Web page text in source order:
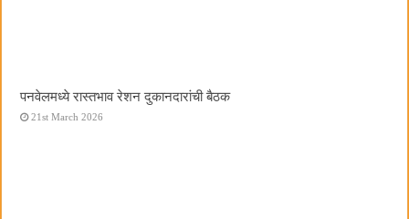
पनवेलमध्ये रास्तभाव रेशन दुकानदारांची बैठक
21st March 2026